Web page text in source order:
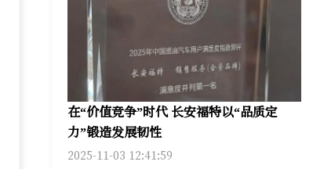
在“价值竞争”时代 长安福特以“品质定
力”锻造发展韧性
2025-11-03 12:41:59